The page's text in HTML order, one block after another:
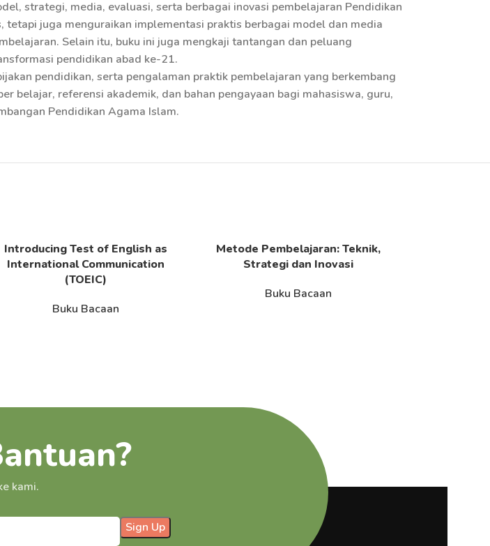
strategi, media, evaluasi, serta berbagai inovasi pembelajaran Pendidikan
juga menguraikan implementasi praktis berbagai model dan media
Selain itu, buku ini juga mengkaji tantangan dan peluang
pendidikan abad ke-21.
pendidikan, serta pengalaman praktik pembelajaran yang berkembang
belajar, referensi akademik, dan bahan pengayaan bagi mahasiswa, guru,
Pendidikan Agama Islam.
More
Introducing Test of English as
International Communication
(TOEIC)
Buku Bacaan
Read More
Metode Pembelajaran: Teknik,
Strategi dan Inovasi
Buku Bacaan
kami.